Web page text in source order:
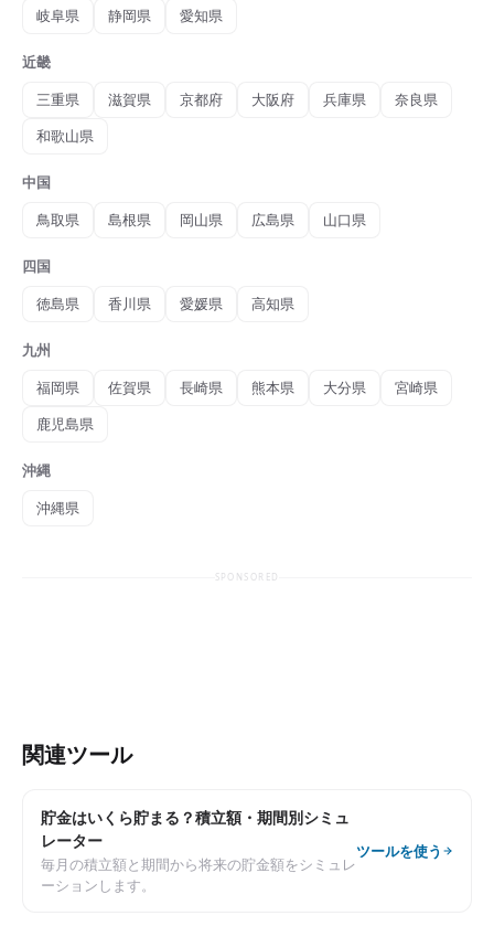
岐阜県 静岡県 愛知県
近畿
三重県
滋賀県 京都府 大阪府 兵庫県
奈良県
和歌山県
中国
鳥取県
島根県 岡山県 広島県 山口県
四国
徳島県
香川県 愛媛県 高知県
九州
福岡県
佐賀県 長崎県 熊本県 大分県
宮崎県
鹿児島県
沖縄
沖縄県
SPONSORED
関連ツール
貯金はいくら貯まる？積立額・期間別シミュ
レーター
毎月の積立額と期間から将来の貯金額をシミュレ
ーションします。
ツールを使う